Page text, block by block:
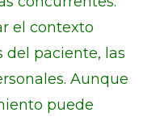
el contexto
del paciente, las
Aunque
puede